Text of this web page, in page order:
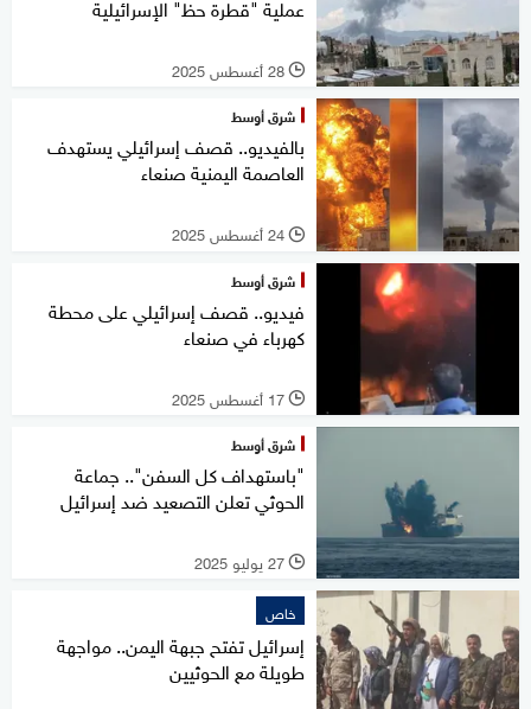
عملية "قطرة حظ" الإسرائيلية
l 28 أغسطس 2025
شرق أوسط
بالفيديو.. قصف إسرائيلي يستهدف
العاصمة اليمنية صنعاء
l 24 أغسطس 2025
شرق أوسط
فيديو.. قصف إسرائيلي على محطة
كهرباء في صنعاء
l 17 أغسطس 2025
شرق أوسط
"باستهداف كل السفن".. جماعة
الحوثي تعلن التصعيد ضد إسرائيل
l 27 يوليو 2025
خاص
إسرائيل تفتح جبهة اليمن.. مواجهة
طويلة مع الحوثيين